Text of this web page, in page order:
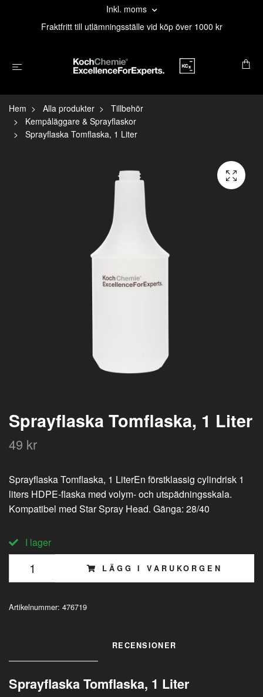
Inkl. moms
Fraktfritt till utlämningsställe vid köp över 1000 kr
Hem Alla produkter
Tillbehör
Kempåläggare & Sprayflaskor
Sprayflaska Tomflaska, 1 Liter
Sprayflaska Tomflaska, 1 Liter
49 kr
Sprayflaska Tomflaska, 1 LiterEn förstklassig cylindrisk 1
liters HDPE-flaska med volym- och utspädningsskala.
Kompatibel med Star Spray Head. Gänga: 28/40
I lager
LÄGG I VARUKORGEN
Artikelnummer: 476719
RECENSIONER
Sprayflaska Tomflaska, 1 Liter